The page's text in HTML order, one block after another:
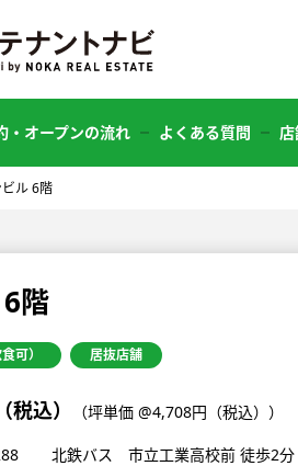
・オープンの流れ よくある質問
ル 6階
階
可） 居抜店舗
込） （坪単価 @4,708円（税込））
北鉄バス 市立工業高校前 徒歩2分